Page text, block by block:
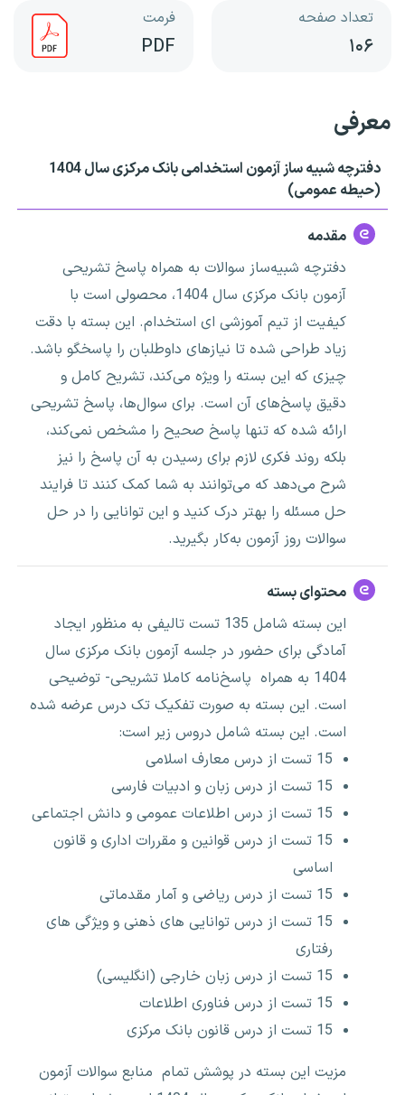
تعداد صفحه
۱۰۶
فرمت
PDF
معرفی
دفترچه شبیه ساز آزمون استخدامی بانک مرکزی سال 1404
(حیطه عمومی)
مقدمه
دفترچه شبیه‌ساز سوالات به همراه پاسخ تشریحی
آزمون بانک مرکزی سال 1404، محصولی است با
کیفیت از تیم آموزشی ای استخدام. این بسته با دقت
زیاد طراحی شده تا نیازهای داوطلبان را پاسخگو باشد.
چیزی که این بسته را ویژه می‌کند، تشریح کامل و
دقیق پاسخ‌های آن است. برای سوال‌ها، پاسخ تشریحی
ارائه شده که تنها پاسخ صحیح را مشخص نمی‌کند،
بلکه روند فکری لازم برای رسیدن به آن پاسخ را نیز
شرح می‌دهد که می‌توانند به شما کمک کنند تا فرایند
حل مسئله را بهتر درک کنید و این توانایی را در حل
سوالات روز آزمون به‌کار بگیرید.
محتوای بسته
این بسته شامل 135 تست تالیفی به منظور ایجاد
آمادگی برای حضور در جلسه آزمون بانک مرکزی سال
1404 به همراه پاسخ‌نامه کاملا تشریحی- توضیحی
است. این بسته به صورت تفکیک تک درس عرضه شده
است. این بسته شامل دروس زیر است:
15 تست از درس معارف اسلامی
15 تست از درس زبان و ادبیات فارسی
15 تست از درس اطلاعات عمومی و دانش اجتماعی
15 تست از درس قوانین و مقررات اداری و قانون
اساسی
15 تست از درس ریاضی و آمار مقدماتی
15 تست از درس توانایی های ذهنی و ویژگی های
رفتاری
15 تست از درس زبان خارجی (انگلیسی)
15 تست از درس فناوری اطلاعات
15 تست از درس قانون بانک مرکزی
مزیت این بسته در پوشش تمام منابع سوالات آزمون